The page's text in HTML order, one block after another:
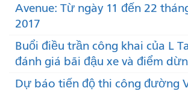
Avenue: Từ ngày 11 đến 22
2017
Buổi điều trần công khai của L
đánh giá bãi đậu xe và điểm
Dự báo tiến độ thi công đường